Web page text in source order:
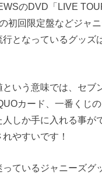
のDVD「LIVE
初回限定盤などジャ
となっているグッズ
という意味では、セブ
カード、一番くじ
しか手に入れる事が
やすいです！
ているジャニーズグ